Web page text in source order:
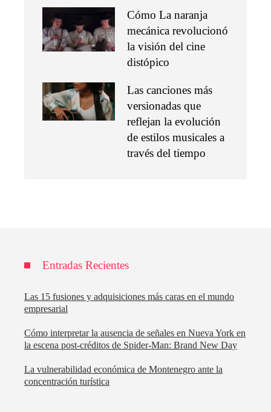
Cómo La naranja
mecánica revolucionó
la visión del cine
distópico
Las canciones más
versionadas que
reflejan la evolución
de estilos musicales a
través del tiempo
Entradas Recientes
Las 15 fusiones y adquisiciones más caras en el mundo
empresarial
Cómo interpretar la ausencia de señales en Nueva York en
la escena post-créditos de Spider-Man: Brand New Day
La vulnerabilidad económica de Montenegro ante la
concentración turística